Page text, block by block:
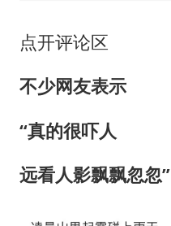
点开评论区
不少网友表示
“真的很吓人
远看人影飘飘忽忽”